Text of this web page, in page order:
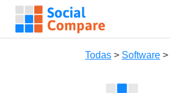
Todas > Software >